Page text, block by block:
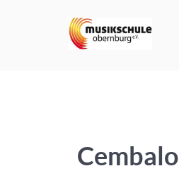
Cembalo